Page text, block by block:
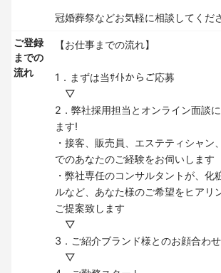
冠婚葬祭などお気軽に相談してくだ
ご登録
までの
流れ
【お仕事までの流れ】
1．まずは当ｻｲﾄからご応募
▽
2．弊社採用担当とオンライン面談
ます!
・接客、販売員、エステティシャン
でのあなたのご経験をお伺いします
・弊社専任のコンサルタントが、化
ルなど、あなた様のご希望をヒアリ
ご提案致します
▽
3．ご紹介ブランド様とのお顔合わせ
▽